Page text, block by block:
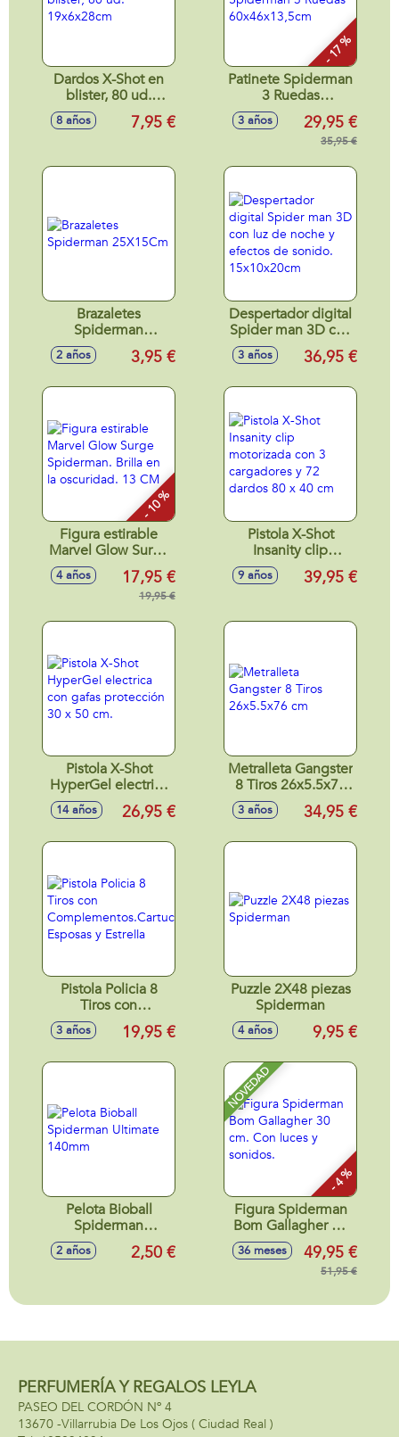
Dardos X-Shot en
blister, 80 ud.
19x6x28cm
8 años 7,95 €
- 17 %
Patinete Spiderman
3 Ruedas
60x46x13,5cm
3 años 29,95 €
35,95 €
Brazaletes
Spiderman
25X15Cm
2 años 3,95 €
Despertador digital
Spider man 3D con
luz de noche y
efectos de sonido.
3 años 36,95 €
- 10 %
Figura estirable
Marvel Glow Surge
Spiderman. Brilla
en la oscuridad. 13
4 años 17,95 €
19,95 €
Pistola X-Shot
Insanity clip
motorizada con 3
cargadores y 72
9 años 39,95 €
Pistola X-Shot
HyperGel electrica
con gafas
protección 30 x 50
14 años 26,95 €
Metralleta Gangster
8 Tiros 26x5.5x76
3 años 34,95 €
Pistola Policia 8
Tiros con
Complementos.Cartuchera,
Esposas y Estrella
3 años 19,95 €
Puzzle 2X48 piezas
Spiderman
4 años 9,95 €
Pelota Bioball
Spiderman
Ultimate 140mm
2 años 2,50 €
NOVEDAD
- 4 %
Figura Spiderman
Bom Gallagher 30
cm. Con luces y
sonidos.
36 meses 49,95 €
51,95 €
PERFUMERÍA Y REGALOS LEYLA
PASEO DEL CORDÓN Nº 4
13670 -Villarrubia De Los Ojos ( Ciudad Real )